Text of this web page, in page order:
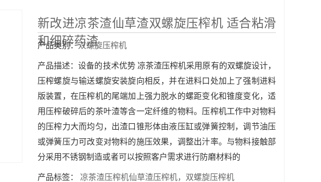
新改进凉茶渣仙草渣双螺旋压榨机 适合粘滑
和细碎药渣
产品类别：双螺旋压榨机
产品描述：设备的技术优势 凉茶渣压榨机采用原有的双螺旋设计，
压榨螺旋与输送螺旋安装旋向相反，并在进料口处加上了强制进料
版装置，在压榨机的尾端加上强力脱水的螺距变化和锥度变化，适
用压榨破碎后的茶叶渣等含一定纤维的物料。压榨机工作中对物料
的压榨力大而均匀，出渣口锥形体由液压缸或弹簧控制，调节油压
或弹簧压力可改变对物料的施压效果，调整出汁率。与物料接触部
分采用不锈钢制造或者可以按照客户需求进行防磨材料的
产品标签： 凉茶渣压榨机仙草渣压榨机，双螺旋压榨机